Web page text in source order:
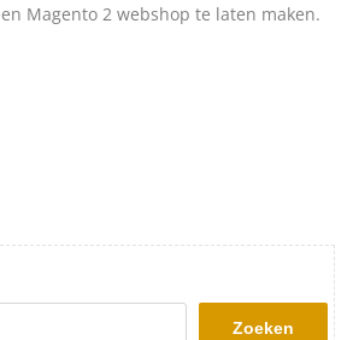
Magento 2 webshop te laten maken.
Zoeken